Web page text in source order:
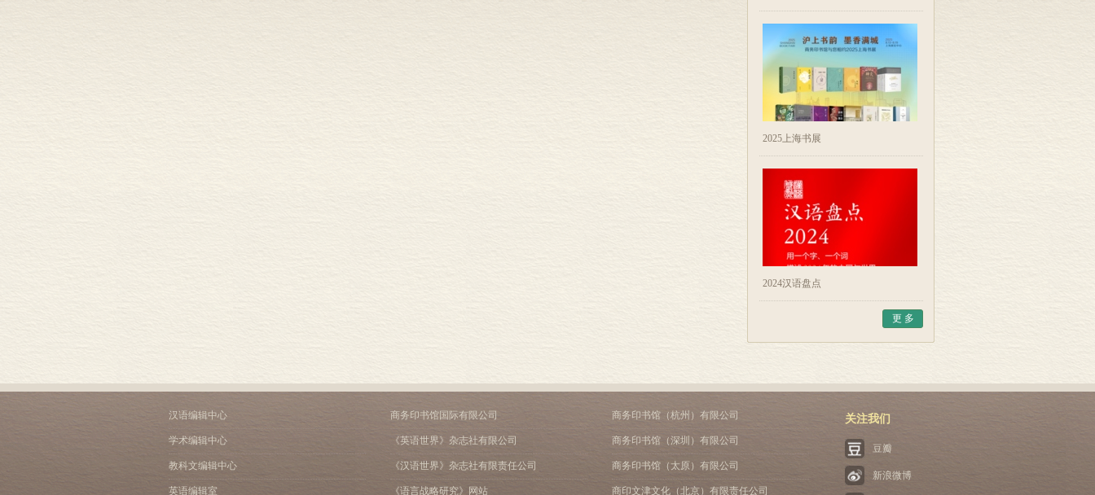
2025上海书展
2024汉语盘点
更 多
汉语编辑中心
学术编辑中心
教科文编辑中心
英语编辑室
商务印书馆国际有限公司
《英语世界》杂志社有限公司
《汉语世界》杂志社有限责任公司
《语言战略研究》网站
商务印书馆（杭州）有限公司
商务印书馆（深圳）有限公司
商务印书馆（太原）有限公司
商印文津文化（北京）有限责任公司
关注我们
豆瓣
新浪微博